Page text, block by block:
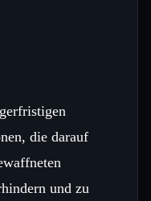
die darauf
und zu